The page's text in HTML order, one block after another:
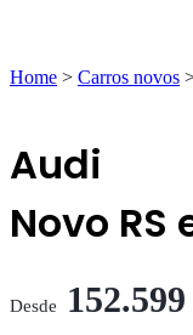
Home > Carros novos
Audi
Novo RS
Desde